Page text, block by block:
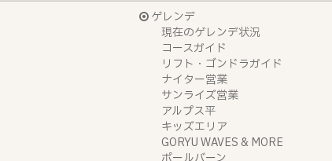
ゲレンデ
現在のゲレンデ状況
コースガイド
リフト・ゴンドラガイド
ナイター営業
サンライズ営業
アルプス平
キッズエリア
GORYU WAVES & MORE